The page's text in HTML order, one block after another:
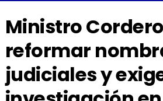
Ministro
reformar
judiciales y